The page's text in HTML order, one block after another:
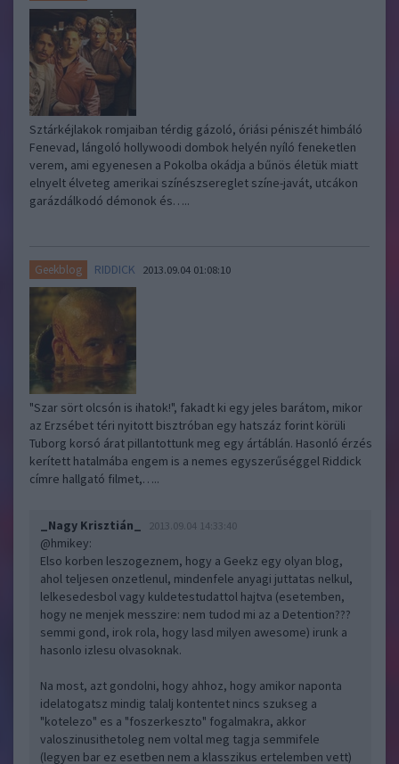
Sztárkéjlakok romjaiban térdig gázoló, óriási péniszét himbáló
Fenevad, lángoló hollywoodi dombok helyén nyíló feneketlen
verem, ami egyenesen a Pokolba okádja a bűnös életük miatt
elnyelt élveteg amerikai színészsereglet színe-javát, utcákon
garázdálkodó démonok és…..
Geekblog RIDDICK 2013.09.04 01:08:10
"Szar sört olcsón is ihatok!", fakadt ki egy jeles barátom, mikor
az Erzsébet téri nyitott bisztróban egy hatszáz forint körüli
Tuborg korsó árat pillantottunk meg egy ártáblán. Hasonló érzés
kerített hatalmába engem is a nemes egyszerűséggel Riddick
címre hallgató filmet,…..
_Nagy Krisztián_ 2013.09.04 14:33:40
@hmikey:
Elso korben leszogeznem, hogy a Geekz egy olyan blog,
ahol teljesen onzetlenul, mindenfele anyagi juttatas nelkul,
lelkesedesbol vagy kuldetestudattol hajtva (esetemben,
hogy ne menjek messzire: nem tudod mi az a Detention???
semmi gond, irok rola, hogy lasd milyen awesome) irunk a
hasonlo izlesu olvasoknak.
Na most, azt gondolni, hogy ahhoz, hogy amikor naponta
idelatogatsz mindig talalj kontentet nincs szukseg a
"kotelezo" es a "foszerkeszto" fogalmakra, akkor
valoszinusithetoleg nem voltal meg tagja semmifele
(legyen bar ez esetben nem a klasszikus ertelemben vett)